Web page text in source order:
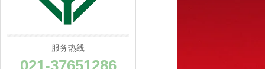
服务热线
021-37651286